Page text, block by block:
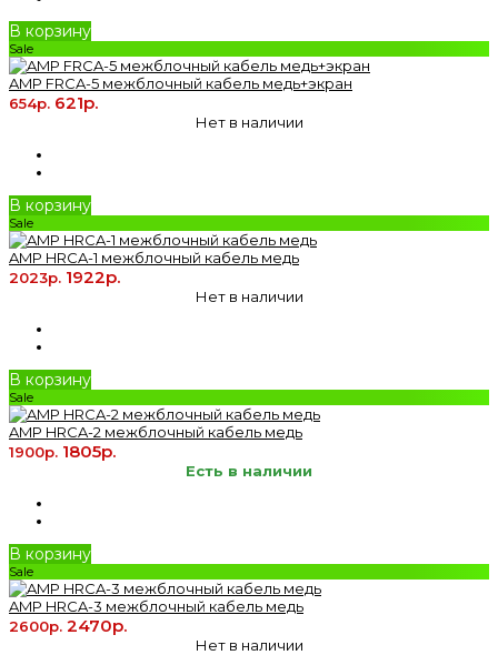
В корзину
Sale
AMP FRCA-5 межблочный кабель медь+экран
654р. 621р.
Нет в наличии
В корзину
Sale
AMP HRCA-1 межблочный кабель медь
2023р. 1922р.
Нет в наличии
В корзину
Sale
AMP HRCA-2 межблочный кабель медь
1900р. 1805р.
Есть в наличии
В корзину
Sale
AMP HRCA-3 межблочный кабель медь
2600р. 2470р.
Нет в наличии